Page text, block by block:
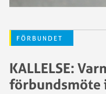
FÖRBUNDET
KALLELSE:
förbundsmöte